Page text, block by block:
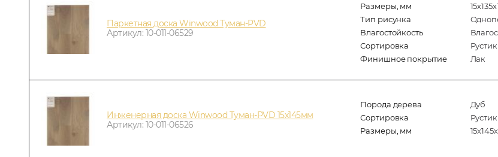
Паркетная доска Winwood Туман-PVD
Артикул: 10-011-06529
Размеры, мм
Тип рисунка
Влагостойкость
Сортировка
Рустик
Финишное покрытие
Лак
Инженерная доска Winwood Туман-PVD 15х145мм
Артикул: 10-011-06526
Порода дерева
Дуб
Сортировка
Рустик
Размеры, мм